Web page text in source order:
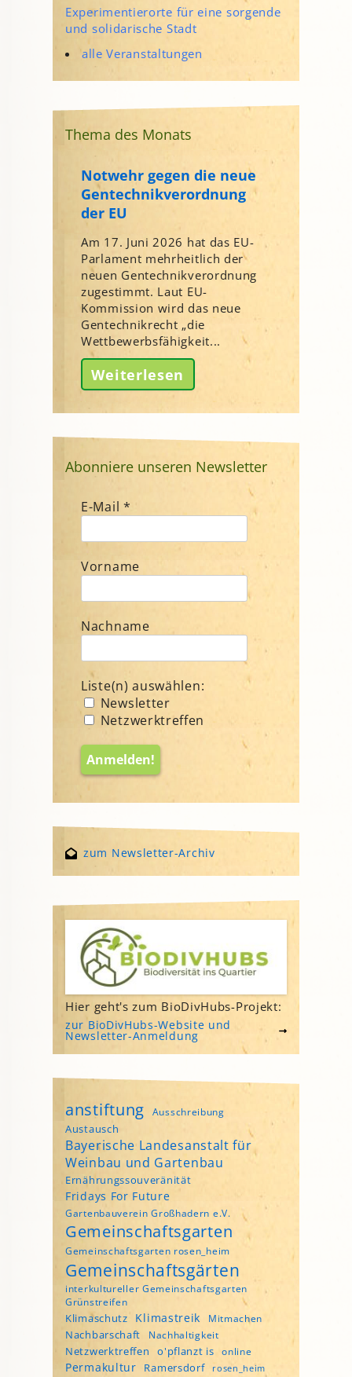
Experimentierorte für eine sorgende
und solidarische Stadt
alle Veranstaltungen
Thema des Monats
Notwehr gegen die neue
Gentechnikverordnung
der EU
Am 17. Juni 2026 hat das EU-
Parlament mehrheitlich der
neuen Gentechnikverordnung
zugestimmt. Laut EU-
Kommission wird das neue
Gentechnikrecht „die
Wettbewerbsfähigkeit...
Weiterlesen
Abonniere unseren Newsletter
E-Mail *
Vorname
Nachname
Liste(n) auswählen:
Newsletter
Netzwerktreffen
zum Newsletter-Archiv
Hier geht's zum BioDivHubs-Projekt:
zur BioDivHubs-Website und
Newsletter-Anmeldung
anstiftung Ausschreibung
Austausch
Bayerische Landesanstalt für
Weinbau und Gartenbau
Ernährungssouveränität
Fridays For Future
Gartenbauverein Großhadern e.V.
Gemeinschaftsgarten
Gemeinschaftsgarten rosen_heim
Gemeinschaftsgärten
interkultureller Gemeinschaftsgarten
Grünstreifen
Klimaschutz Klimastreik Mitmachen
Nachbarschaft Nachhaltigkeit
Netzwerktreffen o'pflanzt is online
Permakultur Ramersdorf rosen_heim